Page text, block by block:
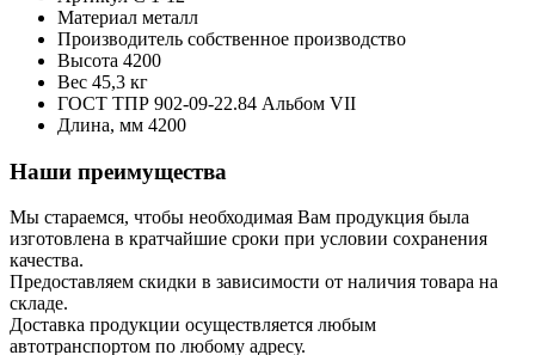
Материал металл
Производитель собственное производство
Высота 4200
Вес 45,3 кг
ГОСТ ТПР 902-09-22.84 Альбом VII
Длина, мм 4200
Наши преимущества
Мы стараемся, чтобы необходимая Вам продукция была
изготовлена в кратчайшие сроки при условии сохранения
качества.
Предоставляем скидки в зависимости от наличия товара на
складе.
Доставка продукции осуществляется любым
автотранспортом по любому адресу.